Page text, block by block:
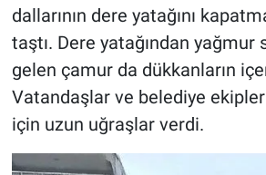
dallarının dere yatağını
taştı. Dere yatağından yağmur
gelen çamur da dükkanların
Vatandaşlar ve belediye
için uzun uğraşlar verdi.